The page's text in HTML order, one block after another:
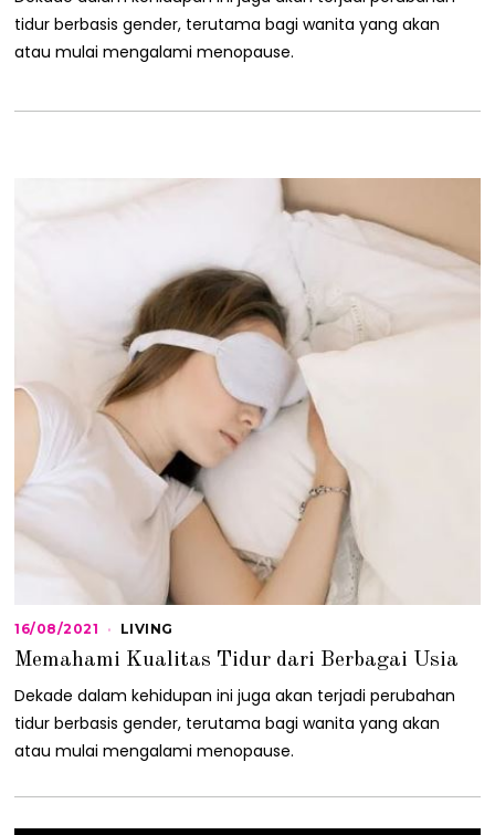
/
2
0
tidur berbasis gender, terutama bagi wanita yang akan
atau mulai mengalami menopause.
16/08/2021
/
8
/
0
LIVING
Memahami Kualitas Tidur dari Berbagai Usia
Dekade dalam kehidupan ini juga akan terjadi perubahan
tidur berbasis gender, terutama bagi wanita yang akan
atau mulai mengalami menopause.